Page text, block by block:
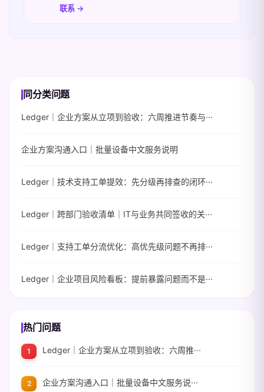
联系 →
同分类问题
Ledger｜企业方案从立项到验收：六周推进节奏与···
企业方案沟通入口｜批量设备中文服务说明
Ledger｜技术支持工单提效：先分级再排查的闭环···
Ledger｜跨部门验收清单｜IT与业务共同签收的关···
Ledger｜支持工单分流优化：高优先级问题不再排···
Ledger｜企业项目风险看板：提前暴露问题而不是···
热门问题
Ledger｜企业方案从立项到验收：六周推···
企业方案沟通入口｜批量设备中文服务说···